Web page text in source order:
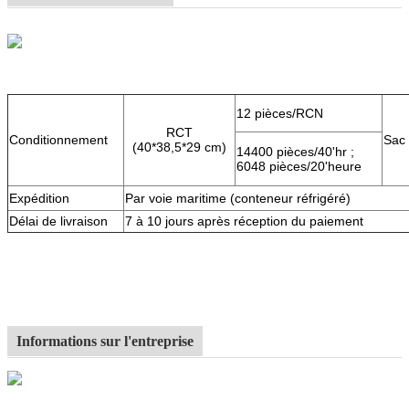
Conditionnement
RCT
(40*38,5*29 cm)
12 pièces/RCN
Sac
14400 pièces/40'hr ;
6048 pièces/20'heure
Expédition
Par voie maritime (conteneur réfrigéré)
Délai de livraison
7 à 10 jours après réception du paiement
Informations sur l'entreprise